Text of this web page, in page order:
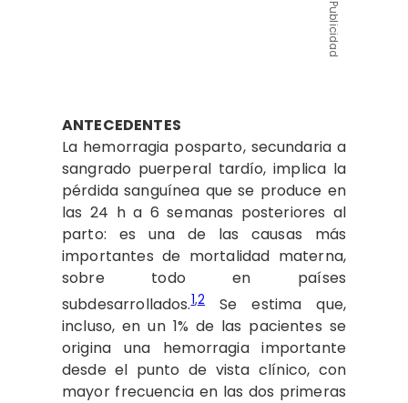
Publicidad
ANTECEDENTES
La hemorragia posparto, secundaria a
sangrado puerperal tardío, implica la
pérdida sanguínea que se produce en
las 24 h a 6 semanas posteriores al
parto: es una de las causas más
importantes de mortalidad materna,
sobre todo en países
subdesarrollados.1,2
Se estima que,
incluso, en un 1% de las pacientes se
origina una hemorragia importante
desde el punto de vista clínico, con
mayor frecuencia en las dos primeras